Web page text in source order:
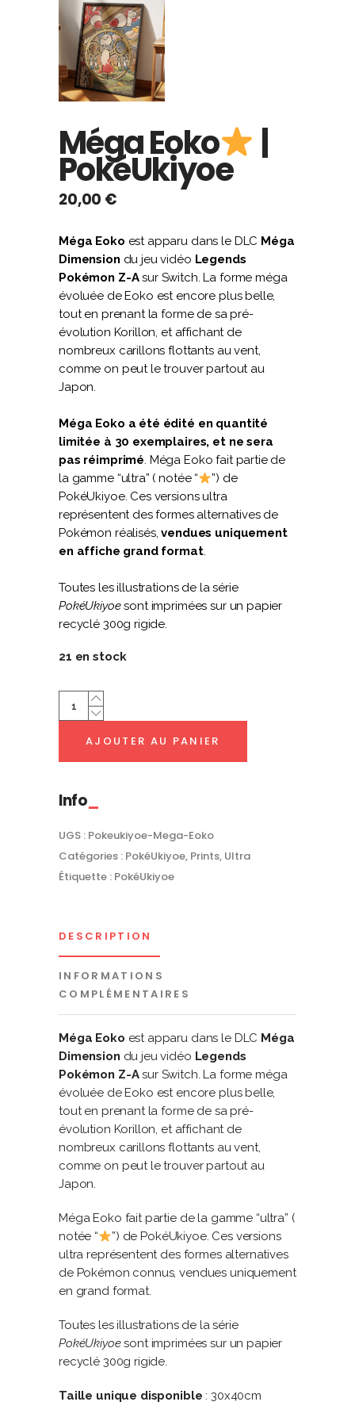
Méga Eoko |
PokéUkiyoe
20,00 €
Méga Eoko est apparu dans le DLC Méga
Dimension du jeu vidéo Legends
Pokémon Z-Asur Switch. La forme méga
évoluée de Eoko est encore plus belle,
tout en prenant la forme de sa pré-
évolution Korillon, et affichant de
nombreux carillons flottants au vent,
comme on peut le trouver partout au
Japon.
Méga Eoko a été édité en quantité
limitée à 30 exemplaires, et ne sera
pas réimprimé. Méga Eoko fait partie de
la gamme “ultra” ( notée “
”) de
PokéUkiyoe. Ces versions ultra
représentent des formes alternatives de
Pokémon réalisés,vendues uniquement
en affiche grand format.
Toutes les illustrations de la série
PokéUkiyoesont imprimées sur un papier
recyclé 300g rigide.
21 en stock
Eoko
AJOUTER AU PANIER
Info
UGS : Pokeukiyoe-Mega-Eoko
Catégories : PokéUkiyoe, Prints, Ultra
Étiquette : PokéUkiyoe
DESCRIPTION
INFORMATIONS
COMPLÉMENTAIRES
Méga Eoko est apparu dans le DLC Méga
Dimension du jeu vidéo Legends
Pokémon Z-Asur Switch. La forme méga
évoluée de Eoko est encore plus belle,
tout en prenant la forme de sa pré-
évolution Korillon, et affichant de
nombreux carillons flottants au vent,
comme on peut le trouver partout au
Japon.
Méga Eoko fait partie de la gamme “ultra” (
notée “
”) de PokéUkiyoe. Ces versions
ultra représentent des formes alternatives
de Pokémon connus, vendues uniquement
en grand format.
Toutes les illustrations de la série
PokéUkiyoesont imprimées sur un papier
recyclé 300g rigide.
Taille unique disponible : 30x40cm